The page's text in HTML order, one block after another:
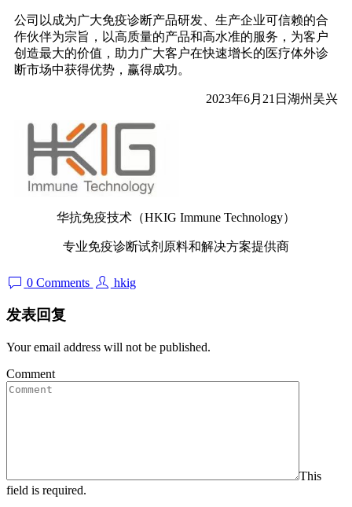
公司以成为广大免疫诊断产品研发、生产企业可信赖的合
作伙伴为宗旨，以高质量的产品和高水准的服务，为客户
创造最大的价值，助力广大客户在快速增长的医疗体外诊
断市场中获得优势，赢得成功。
2023年6月21日湖州吴兴
华抗免疫技术（HKIG Immune Technology）
专业免疫诊断试剂原料和解决方案提供商
0 Comments hkig
发表回复
Your email address will not be published.
Comment
This
field is required.